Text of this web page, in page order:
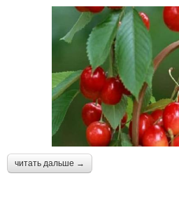
читать дальше →